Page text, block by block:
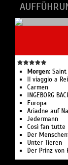
Morgen: Saint
Il viaggio a
Carmen
INGEBORG
Europa
Ariadne auf
Jedermann
Così fan tutte
Der
Unter Tieren
Der Prinz von